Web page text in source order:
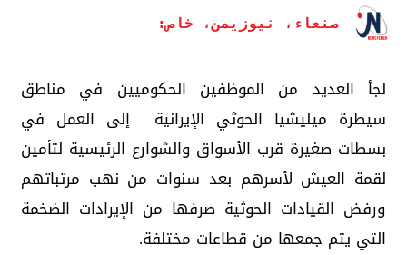
صنعاء، نيوزيمن، خاص:
لجأ العديد من الموظفين الحكوميين في مناطق
سيطرة ميليشيا الحوثي الإيرانية إلى العمل في
بسطات صغيرة قرب الأسواق والشوارع الرئيسية لتأمين
لقمة العيش لأسرهم بعد سنوات من نهب مرتباتهم
ورفض القيادات الحوثية صرفها من الإيرادات الضخمة
التي يتم جمعها من قطاعات مختلفة.